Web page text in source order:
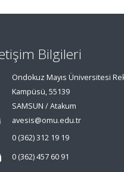
Bilgileri
Ondokuz Mayıs Üniversitesi
Kampüsü, 55139
SAMSUN / Atakum
avesis@omu.edu.tr
0 (362) 312 19 19
0 (362) 457 60 91